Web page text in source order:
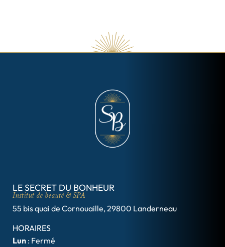
LE SECRET DU BONHEUR
Institut de beauté & SPA
55 bis quai de Cornouaille, 29800 Landerneau
HORAIRES
Lun : Fermé